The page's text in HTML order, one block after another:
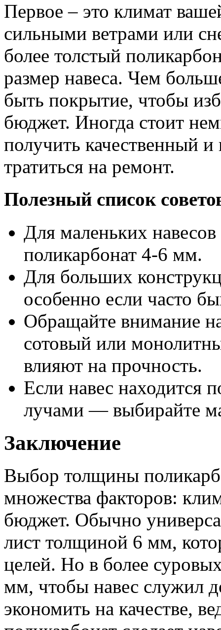
Первое – это климат
сильными ветрами или
более толстый
размер навеса. Чем
быть покрытие, чтобы
бюджет. Иногда стоит
получить качественный
тратиться на ремонт.
Полезный список
Для маленьких
поликарбонат 4-6 мм.
Для больших
особенно если часто
Обращайте внимание
сотовый или
влияют на прочность.
Если навес находится
лучами — выбирайте
Заключение
Выбор толщины
множества факторов:
бюджет. Обычно
лист толщиной 6 мм,
целей. Но в более
мм, чтобы навес служил
экономить на качестве,